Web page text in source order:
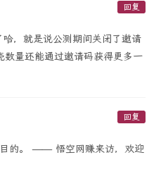
回复
哈，就是说公测期间关闭了邀请
数量还能通过邀请码获得更多一
回复
的。 —— 悟空网赚来访，欢迎